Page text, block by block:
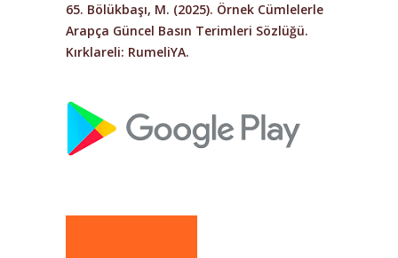
65. Bölükbaşı, M. (2025). Örnek Cümlelerle
Arapça Güncel Basın Terimleri Sözlüğü.
Kırklareli: RumeliYA.